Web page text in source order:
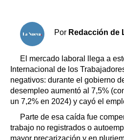
Por Redacción de
El mercado laboral llega a
Internacional de los
negativos: durante el gobierno
desempleo aumentó al 7,5%
un 7,2% en 2024) y cayó el
Parte de esa caída fue
trabajo no registrados o
mayor precarización y en